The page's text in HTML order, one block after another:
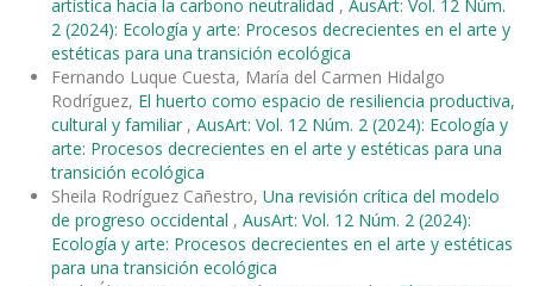
artística hacia la carbono neutralidad , AusArt: Vol. 12 Núm.
2 (2024): Ecología y arte: Procesos decrecientes en el arte y
estéticas para una transición ecológica
Fernando Luque Cuesta, María del Carmen Hidalgo
Rodríguez, El huerto como espacio de resiliencia productiva,
cultural y familiar , AusArt: Vol. 12 Núm. 2 (2024): Ecología y
arte: Procesos decrecientes en el arte y estéticas para una
transición ecológica
Sheila Rodríguez Cañestro, Una revisión crítica del modelo
de progreso occidental , AusArt: Vol. 12 Núm. 2 (2024):
Ecología y arte: Procesos decrecientes en el arte y estéticas
para una transición ecológica